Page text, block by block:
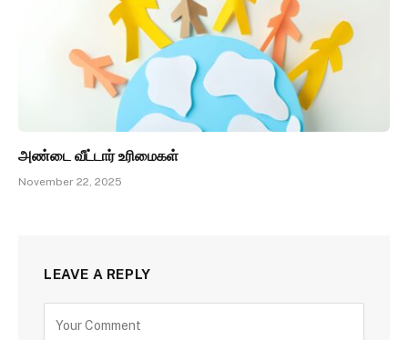
அண்டை வீட்டார் உரிமைகள்
November 22, 2025
LEAVE A REPLY